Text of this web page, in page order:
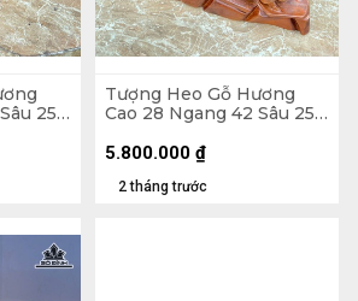
25
Tượng Heo Gỗ Hương
Cao 28 Ngang 42 Sâu 25
2 tháng trước
5.800.000 ₫